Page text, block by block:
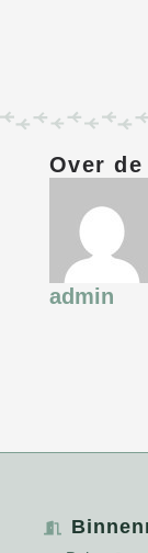
Over
admin